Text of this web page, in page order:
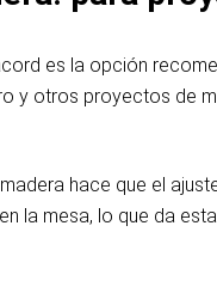
es la opción
y otros proyectos de
hace que el
la mesa, lo que da